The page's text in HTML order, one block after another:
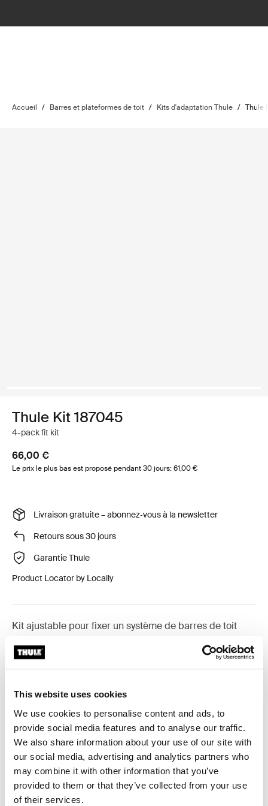
This website uses cookies
We use cookies to personalise content and ads, to
provide social media features and to analyse our traffic.
We also share information about your use of our site with
our social media, advertising and analytics partners who
may combine it with other information that you’ve
provided to them or that they’ve collected from your use
of their services.
Accueil / Barres et plateformes de toit / Kits d'adaptation Thule / Thule
Thule Kit 187045
4-pack fit kit
66,00 €
Le prix le plus bas est proposé pendant 30 jours: 61,00 €
Livraison gratuite – abonnez‑vous à la newsletter
Retours sous 30 jours
Garantie Thule
Product Locator by Locally
Kit ajustable pour fixer un système de barres de toit
profil en T ou points de fixation préexistants.
Toggle features
Toutes les caractéristiques
Toggle techspec
Caractéristiques techniques
Toggle guides and instructions
Instructions